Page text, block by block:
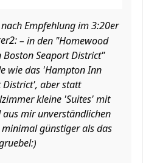
Empfehlung im 3:20er
– in den "Homewood
Boston Seaport District"
wie das 'Hampton Inn
District', aber statt
kleine 'Suites' mit
aus mir unverständlichen
günstiger als das
)